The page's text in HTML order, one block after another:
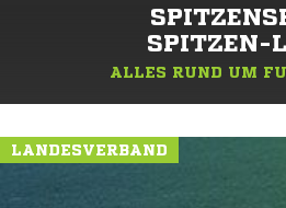
SPITZEN-
ALLES RUND UM
LANDESVERBAND